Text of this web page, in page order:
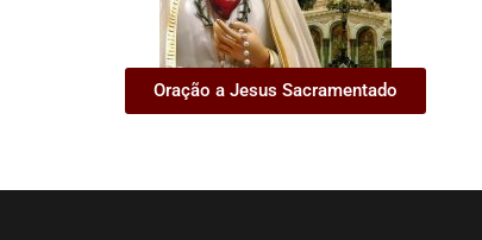
Oração a Jesus Sacramentado